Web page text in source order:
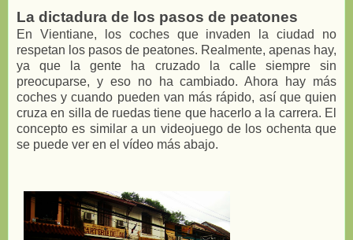
La dictadura de los pasos de peatones
En Vientiane, los coches que invaden la ciudad no
respetan los pasos de peatones. Realmente, apenas hay,
ya que la gente ha cruzado la calle siempre sin
preocuparse, y eso no ha cambiado. Ahora hay más
coches y cuando pueden van más rápido, así que quien
cruza en silla de ruedas tiene que hacerlo a la carrera. El
concepto es similar a un videojuego de los ochenta que
se puede ver en el vídeo más abajo.